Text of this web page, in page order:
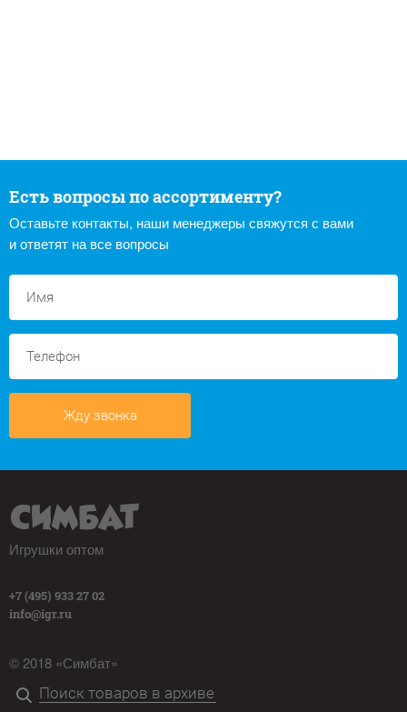
Есть вопросы по ассортименту?
Оставьте контакты, наши менеджеры свяжутся с вами
и ответят на все вопросы
Жду звонка
Игрушки оптом
+7 (495) 933 27 02
info@igr.ru
© 2018 «Симбат»